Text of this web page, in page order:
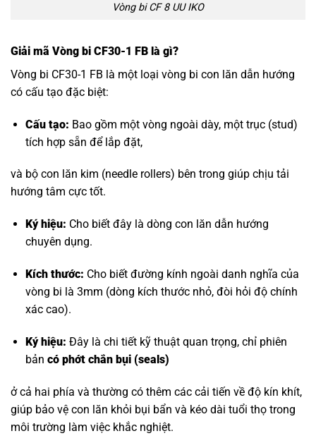
Vòng bi CF 8 UU IKO
Giải mã Vòng bi CF30-1 FB là gì?
Vòng bi CF30-1 FB là một loại vòng bi con lăn dẫn hướng
có cấu tạo đặc biệt:
Cấu tạo: Bao gồm một vòng ngoài dày, một trục (stud)
tích hợp sẵn để lắp đặt,
và bộ con lăn kim (needle rollers) bên trong giúp chịu tải
hướng tâm cực tốt.
Ký hiệu: Cho biết đây là dòng con lăn dẫn hướng
chuyên dụng.
Kích thước: Cho biết đường kính ngoài danh nghĩa của
vòng bi là 3mm (dòng kích thước nhỏ, đòi hỏi độ chính
xác cao).
Ký hiệu: Đây là chi tiết kỹ thuật quan trọng, chỉ phiên
bản có phớt chắn bụi (seals)
ở cả hai phía và thường có thêm các cải tiến về độ kín khít,
giúp bảo vệ con lăn khỏi bụi bẩn và kéo dài tuổi thọ trong
môi trường làm việc khắc nghiệt.